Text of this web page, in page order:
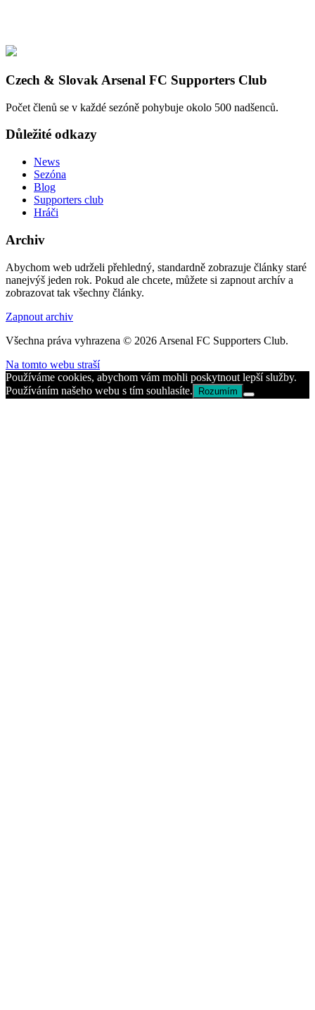
Czech & Slovak Arsenal FC Supporters Club
Počet členů se v každé sezóně pohybuje okolo 500 nadšenců.
Důležité odkazy
News
Sezóna
Blog
Supporters club
Hráči
Archiv
Abychom web udrželi přehledný, standardně zobrazuje články staré
nanejvýš jeden rok. Pokud ale chcete, můžete si zapnout archív a
zobrazovat tak všechny články.
Zapnout archiv
Všechna práva vyhrazena © 2026 Arsenal FC Supporters Club.
Na tomto webu straší
Používáme cookies, abychom vám mohli poskytnout lepší služby.
Používáním našeho webu s tím souhlasíte.
Rozumím